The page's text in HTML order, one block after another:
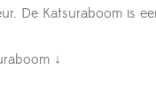
De Katsuraboom is
↓